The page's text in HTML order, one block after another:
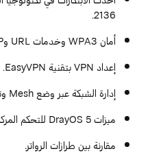
2136.
أمان WPA3 وخدمات URL
و
إعداد VPN بتقنية
EasyVPN
.
إدارة الشبكة عبر وضعMesh
ميزات DrayOS 5 للتحكم المركزي وإدارة الهوية والوصول.
مقارنة بين طرازاتالرواتر.